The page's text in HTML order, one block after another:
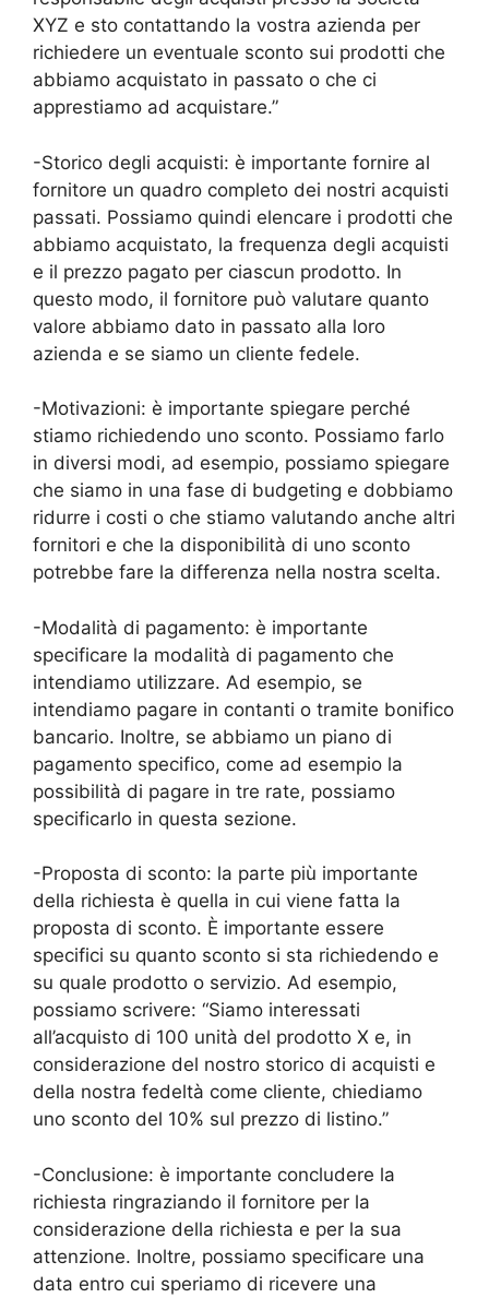
XYZ e sto contattando la vostra azienda per
richiedere un eventuale sconto sui prodotti che
abbiamo acquistato in passato o che ci
apprestiamo ad acquistare.”
-Storico degli acquisti: è importante fornire al
fornitore un quadro completo dei nostri acquisti
passati. Possiamo quindi elencare i prodotti che
abbiamo acquistato, la frequenza degli acquisti
e il prezzo pagato per ciascun prodotto. In
questo modo, il fornitore può valutare quanto
valore abbiamo dato in passato alla loro
azienda e se siamo un cliente fedele.
-Motivazioni: è importante spiegare perché
stiamo richiedendo uno sconto. Possiamo farlo
in diversi modi, ad esempio, possiamo spiegare
che siamo in una fase di budgeting e dobbiamo
ridurre i costi o che stiamo valutando anche altri
fornitori e che la disponibilità di uno sconto
potrebbe fare la differenza nella nostra scelta.
-Modalità di pagamento: è importante
specificare la modalità di pagamento che
intendiamo utilizzare. Ad esempio, se
intendiamo pagare in contanti o tramite bonifico
bancario. Inoltre, se abbiamo un piano di
pagamento specifico, come ad esempio la
possibilità di pagare in tre rate, possiamo
specificarlo in questa sezione.
-Proposta di sconto: la parte più importante
della richiesta è quella in cui viene fatta la
proposta di sconto. È importante essere
specifici su quanto sconto si sta richiedendo e
su quale prodotto o servizio. Ad esempio,
possiamo scrivere: “Siamo interessati
all’acquisto di 100 unità del prodotto X e, in
considerazione del nostro storico di acquisti e
della nostra fedeltà come cliente, chiediamo
uno sconto del 10% sul prezzo di listino.”
-Conclusione: è importante concludere la
richiesta ringraziando il fornitore per la
considerazione della richiesta e per la sua
attenzione. Inoltre, possiamo specificare una
data entro cui speriamo di ricevere una